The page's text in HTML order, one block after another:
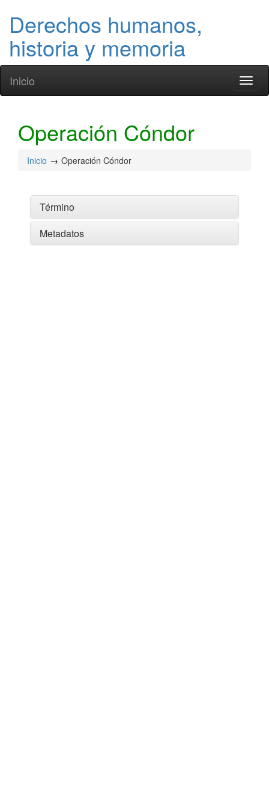
Derechos humanos,
historia y memoria
Inicio
Operación Cóndor
Inicio Operación Cóndor
Término
Metadatos